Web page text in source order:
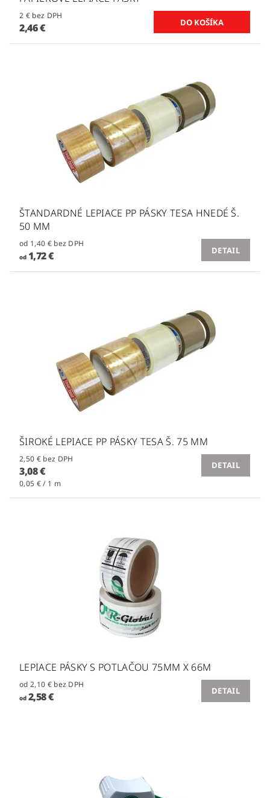
2 € bez DPH
2,46 €
ŠTANDARDNÉ LEPIACE PP PÁSKY TESA HNEDÉ Š.
50 MM
od 1,40 € bez DPH
od1,72 € DETAIL
ŠIROKÉ LEPIACE PP PÁSKY TESA Š. 75 MM
2,50 € bez DPH
3,08 €
0,05 € / 1 m
DETAIL
LEPIACE PÁSKY S POTLAČOU 75MM X 66M
od 2,10 € bez DPH
od2,58 € DETAIL